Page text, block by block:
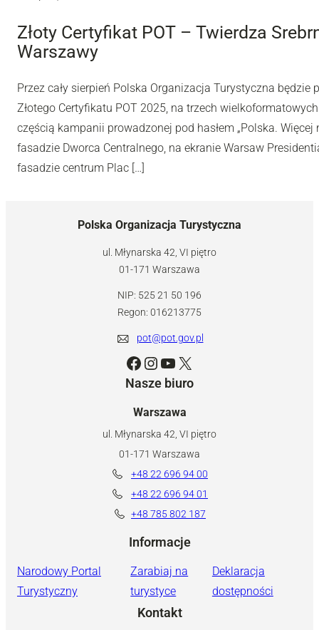
Złoty Certyfikat POT – Twierdza
Warszawy
Przez cały sierpień Polska Organizacja Turystyczna
Złotego Certyfikatu POT 2025, na trzech
częścią kampanii prowadzonej pod hasłem „Polska.
fasadzie Dworca Centralnego, na ekranie Warsaw
fasadzie centrum Plac […]
Polska Organizacja Turystyczna
ul. Młynarska 42, VI piętro
01-171 Warszawa
NIP: 525 21 50 196
Regon: 016213775
pot@pot.gov.pl
Facebook Instagram YouTube X
Nasze biuro
Warszawa
ul. Młynarska 42, VI piętro
01-171 Warszawa
+48 22 696 94 00
+48 22 696 94 01
+48 785 802 187
Informacje
Narodowy Portal
Turystyczny
Zarabiaj na
turystyce
Deklaracja
dostępności
Kontakt